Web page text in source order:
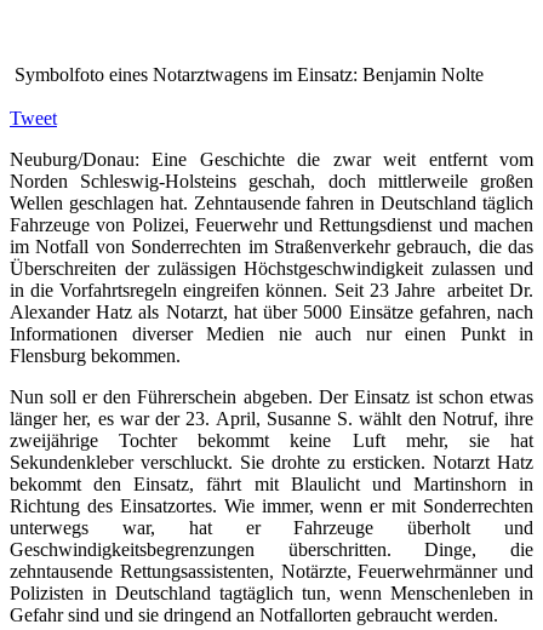
Symbolfoto eines Notarztwagens im Einsatz: Benjamin Nolte
Tweet
Neuburg/Donau: Eine Geschichte die zwar weit entfernt vom
Norden Schleswig-Holsteins geschah, doch mittlerweile großen
Wellen geschlagen hat. Zehntausende fahren in Deutschland täglich
Fahrzeuge von Polizei, Feuerwehr und Rettungsdienst und machen
im Notfall von Sonderrechten im Straßenverkehr gebrauch, die das
Überschreiten der zulässigen Höchstgeschwindigkeit zulassen und
in die Vorfahrtsregeln eingreifen können. Seit 23 Jahre arbeitet Dr.
Alexander Hatz als Notarzt, hat über 5000 Einsätze gefahren, nach
Informationen diverser Medien nie auch nur einen Punkt in
Flensburg bekommen.
Nun soll er den Führerschein abgeben. Der Einsatz ist schon etwas
länger her, es war der 23. April, Susanne S. wählt den Notruf, ihre
zweijährige Tochter bekommt keine Luft mehr, sie hat
Sekundenkleber verschluckt. Sie drohte zu ersticken. Notarzt Hatz
bekommt den Einsatz, fährt mit Blaulicht und Martinshorn in
Richtung des Einsatzortes. Wie immer, wenn er mit Sonderrechten
unterwegs war, hat er Fahrzeuge überholt und
Geschwindigkeitsbegrenzungen überschritten. Dinge, die
zehntausende Rettungsassistenten, Notärzte, Feuerwehrmänner und
Polizisten in Deutschland tagtäglich tun, wenn Menschenleben in
Gefahr sind und sie dringend an Notfallorten gebraucht werden.